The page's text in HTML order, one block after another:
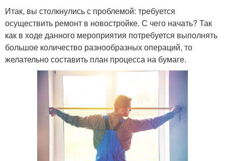
Итак, вы столкнулись с проблемой: требуется
осуществить ремонт в новостройке. С чего начать? Так
как в ходе данного мероприятия потребуется выполнять
большое количество разнообразных операций, то
желательно составить план процесса на бумаге.